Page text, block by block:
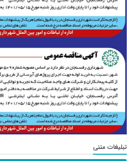
تبلیغات متنی